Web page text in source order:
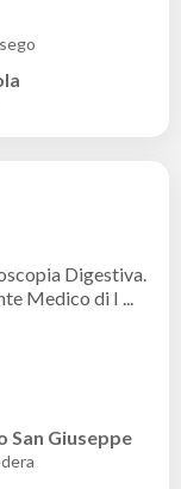
Digestiva.
Medico di I ...
San Giuseppe